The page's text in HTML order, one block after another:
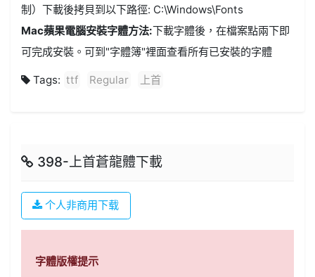
制）下載後拷貝到以下路徑: C:\Windows\Fonts
Mac蘋果電腦安裝字體方法:下載字體後，在檔案點兩下即
可完成安裝。可到"字體簿"裡面查看所有已安裝的字體
Tags: ttf Regular 上首
398-上首蒼龍體下載
个人非商用下载
字體版權提示